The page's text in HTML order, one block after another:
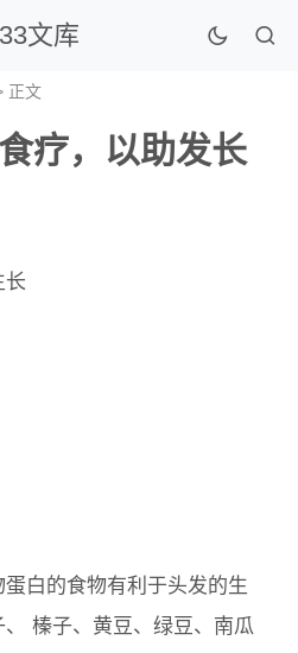
文库
正文
疗，以助发长
长
白的食物有利于头发的生
榛子、黄豆、绿豆、南瓜